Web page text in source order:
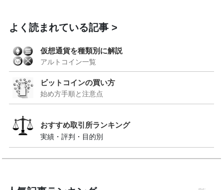
よく読まれている記事
仮想通貨を種類別に解説
アルトコイン一覧
ビットコインの買い方
始め方手順と注意点
おすすめ取引所ランキング
実績・評判・目的別